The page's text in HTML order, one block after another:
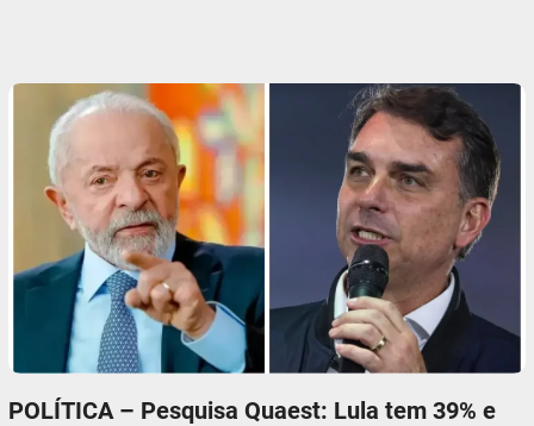
POLÍTICA – Pesquisa Quaest: Lula tem 39% e